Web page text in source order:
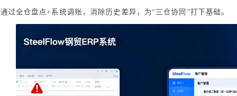
通过全仓盘点+系统调账，消除历史差异，为“三仓协同”打下基础。